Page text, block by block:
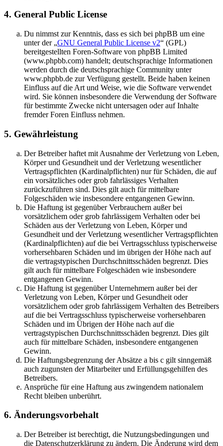
4. General Public License
Du nimmst zur Kenntnis, dass es sich bei phpBB um eine
unter der „GNU General Public License v2“ (GPL)
bereitgestellten Foren-Software von phpBB Limited
(www.phpbb.com) handelt; deutschsprachige Informationen
werden durch die deutschsprachige Community unter
www.phpbb.de zur Verfügung gestellt. Beide haben keinen
Einfluss auf die Art und Weise, wie die Software verwendet
wird. Sie können insbesondere die Verwendung der Software
für bestimmte Zwecke nicht untersagen oder auf Inhalte
fremder Foren Einfluss nehmen.
5. Gewährleistung
Der Betreiber haftet mit Ausnahme der Verletzung von Leben,
Körper und Gesundheit und der Verletzung wesentlicher
Vertragspflichten (Kardinalpflichten) nur für Schäden, die auf
ein vorsätzliches oder grob fahrlässiges Verhalten
zurückzuführen sind. Dies gilt auch für mittelbare
Folgeschäden wie insbesondere entgangenen Gewinn.
Die Haftung ist gegenüber Verbrauchern außer bei
vorsätzlichem oder grob fahrlässigem Verhalten oder bei
Schäden aus der Verletzung von Leben, Körper und
Gesundheit und der Verletzung wesentlicher Vertragspflichten
(Kardinalpflichten) auf die bei Vertragsschluss typischerweise
vorhersehbaren Schäden und im übrigen der Höhe nach auf
die vertragstypischen Durchschnittsschäden begrenzt. Dies
gilt auch für mittelbare Folgeschäden wie insbesondere
entgangenen Gewinn.
Die Haftung ist gegenüber Unternehmern außer bei der
Verletzung von Leben, Körper und Gesundheit oder
vorsätzlichem oder grob fahrlässigem Verhalten des Betreibers
auf die bei Vertragsschluss typischerweise vorhersehbaren
Schäden und im Übrigen der Höhe nach auf die
vertragstypischen Durchschnittsschäden begrenzt. Dies gilt
auch für mittelbare Schäden, insbesondere entgangenen
Gewinn.
Die Haftungsbegrenzung der Absätze a bis c gilt sinngemäß
auch zugunsten der Mitarbeiter und Erfüllungsgehilfen des
Betreibers.
Ansprüche für eine Haftung aus zwingendem nationalem
Recht bleiben unberührt.
6. Änderungsvorbehalt
Der Betreiber ist berechtigt, die Nutzungsbedingungen und
die Datenschutzerklärung zu ändern. Die Änderung wird dem